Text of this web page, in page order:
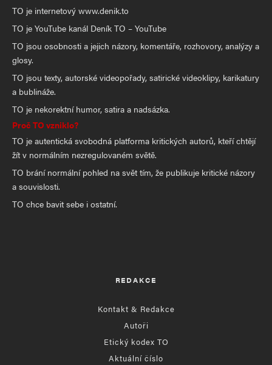
TO je internetový www.denik.to
TO je YouTube kanál Deník TO – YouTube
TO jsou osobnosti a jejich názory, komentáře, rozhovory, analýzy a
glosy.
TO jsou texty, autorské videopořady, satirické videoklipy, karikatury
a bublináže.
TO je nekorektní humor, satira a nadsázka.
Proč TO vzniklo?
TO je autentická svobodná platforma kritických autorů, kteří chtějí
žít v normálním nezregulovaném světě.
TO brání normální pohled na svět tím, že publikuje kritické názory
a souvislosti.
TO chce bavit sebe i ostatní.
REDAKCE
Kontakt & Redakce
Autoři
Etický kodex TO
Aktuální číslo